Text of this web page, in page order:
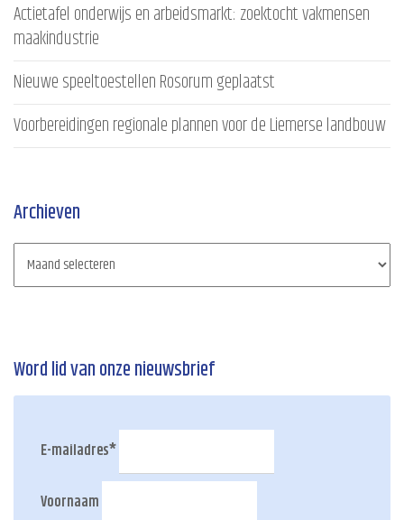
Actietafel onderwijs en arbeidsmarkt: zoektocht vakmensen
maakindustrie
Nieuwe speeltoestellen Rosorum geplaatst
Voorbereidingen regionale plannen voor de Liemerse landbouw
Archieven
Word lid van onze nieuwsbrief
E-mailadres*
Voornaam